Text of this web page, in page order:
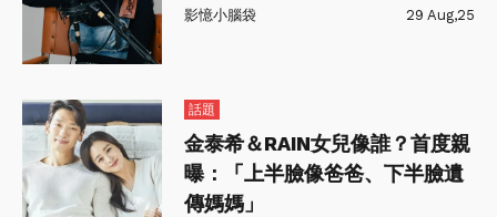
影憶小腦袋 29 Aug,25
話題
金泰希＆RAIN女兒像誰？首度親
曝：「上半臉像爸爸、下半臉遺
傳媽媽」